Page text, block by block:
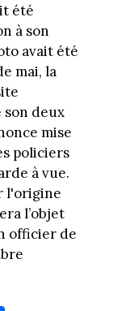
été
à son
avait été
mai, la
deux
mise
policiers
à vue.
l'origine
l’objet
officier de